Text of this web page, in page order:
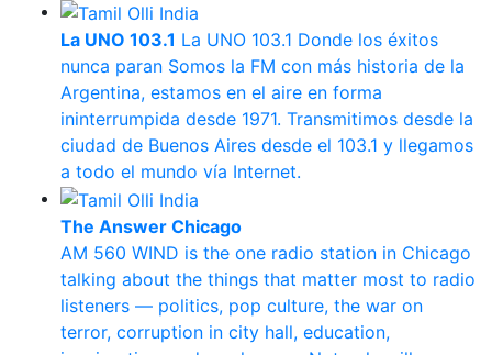
La UNO 103.1 La UNO 103.1 Donde los éxitos
nunca paran Somos la FM con más historia de la
Argentina, estamos en el aire en forma
ininterrumpida desde 1971. Transmitimos desde la
ciudad de Buenos Aires desde el 103.1 y llegamos
a todo el mundo vía Internet.
The Answer Chicago
AM 560 WIND is the one radio station in Chicago
talking about the things that matter most to radio
listeners — politics, pop culture, the war on
terror, corruption in city hall, education,